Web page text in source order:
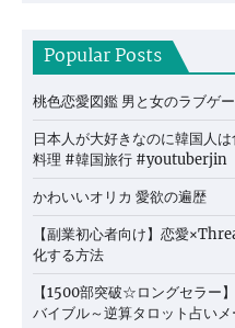
Popular Posts
桃色恋愛図鑑 男と女のラブゲ
日本人が大好きなのに韓国人
料理 #韓国旅行 #youtuberjin
かわいいオリカ 愛欲の遍歴
【副業初心者向け】恋愛
化する方法
【1500部突破☆ロングセラー
バイブル～逆算タロット占い